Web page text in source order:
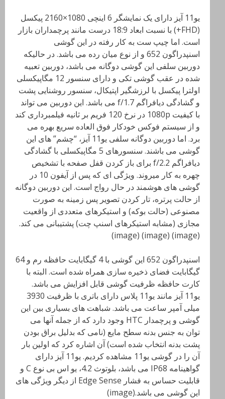
یو11 آیز دارای یک نمایشگر 6 اینچی 1080×2160 پیکسل
(FHD+) با نسبت ابعاد 18:9 درست مانند پرچمداران بازار
است. اما چیپ ست به کار رفته در این گوشی
اسنپدراگون 652 و از نوع میان رده می باشد. در حالیکه
دوربین سلفی این گوشی دوگانه می باشد، دوربین تعبیه
شده در عقب گوشی تکی و دارای سنسور 12 مگاپیکسلی
اولترا پیکسل با لرزشگیر اپتیکال، سنسور روشنایی پشت
و گشادگی دیافراگم f/1.7 می باشد. این دوربین می تواند
با کیفیت 1080p در نرخ 120 فریم بر ثانیه فیلمبرداری کند
و از سیستم فوکس خودکار فوق العاده سریع بهره می
برد. اما دوربین دوگانه سلفی یو11 آیز، “چشم” های این
گوشی می باشند. سنسورهای 5 مگاپیکسلی با گشادگی
دیافراگم f/2.2 برای باز کردن قفل صفحه با تشخیص
چهره به کار میروند. ویژگی ای که پس از آیفون 10 در
گوشی های هوشمند در حال رواج است. این دوربین دوگانه
از حالت پرتره، تار کردن تصویر پس زمینه به صورت
مصنوعی (حالت بوکه) و استیکرهای متعددی از واقعیت
مجازی (مشابه استیکرهای اسنپ چت) پشتیبانی می کند.
(image) (image) (image)
اسنپدراگون 652 این گوشی با 4 گیگابایت حافظه رم و 64
گیگابایت فضای ذخیره سازی همراه شده است. البته با
کارت حافظه ظرفیت گوشی قابل افزایش می باشد.
یو11 آیز مانند یو11 پلاس دارای باتری با ظرفیت 3930
میلی آمپر ساعت می باشد. شباهت های بسیاری بین این
گوشی و پرچمدار HTC وجود دارد که از جمله آنها می
توان به جنس بدنه سطح مایع (نامی که بدلیل براق بودن
پشت بدنه انتخاب شده است) آن اشاره کرد که اولین بار
آن را در گوشی یو11 مشاهده کردیم. یو11 آیز دارای
گواهینامه IP68 می باشد، بلوتوث 4.2، یو اس بی نوع C و
قابلیت حساس به فشار Edge Sense از دیگر ویژگی های
این گوشی می باشد.(image)